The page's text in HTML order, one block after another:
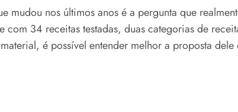
mudou nos últimos anos é a pergunta que
com 34 receitas testadas, duas categorias de
é possível entender melhor a proposta dele